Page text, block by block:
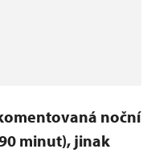
noční
minut), jinak